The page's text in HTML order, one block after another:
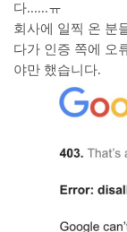
다......ㅠ
회사에 일찍 온 분
다가 인증 쪽에 오
야만 했습니다.